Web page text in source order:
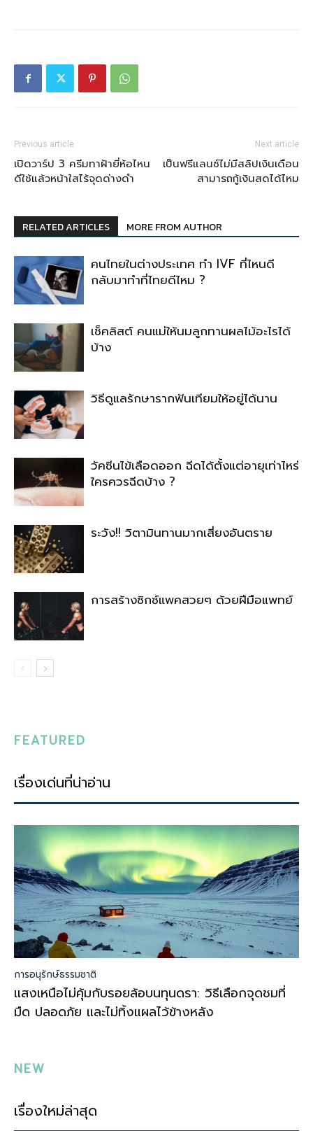
Previous article
เปิดวาร์ป 3 ครีมทาฝ้ายี่ห้อไหน
ดีใช้แล้วหน้าใสไร้จุดด่างดำ
Next article
เป็นฟรีแลนซ์ไม่มีสลิปเงินเดือน
สามารถกู้เงินสดได้ไหม
RELATED ARTICLES MORE FROM AUTHOR
คนไทยในต่างประเทศ ทำ IVF ที่ไหนดี
กลับมาทำที่ไทยดีไหม ?
เช็คลิสต์ คนแม่ให้นมลูกทานผลไม้อะไรได้
บ้าง
วิธีดูแลรักษารากฟันเทียมให้อยู่ได้นาน
วัคซีนไข้เลือดออก ฉีดได้ตั้งแต่อายุเท่าไหร่
ใครควรฉีดบ้าง ?
ระวัง!! วิตามินทานมากเสี่ยงอันตราย
การสร้างซิกซ์แพคสวยๆ ด้วยฝีมือแพทย์
FEATURED
เรื่องเด่นที่น่าอ่าน
การอนุรักษ์ธรรมชาติ
แสงเหนือไม่คุ้มกับรอยล้อบนทุนดรา: วิธีเลือกจุดชมที่
มืด ปลอดภัย และไม่ทิ้งแผลไว้ข้างหลัง
NEW
เรื่องใหม่ล่าสุด